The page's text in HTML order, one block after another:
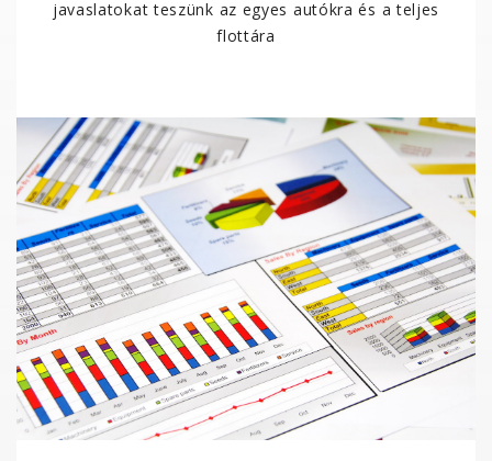
javaslatokat teszünk az egyes autókra és a teljes
flottára